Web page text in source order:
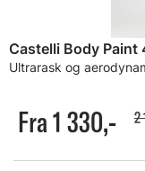
Castelli Body Paint
Ultrarask og
Fra 1 330,- 2